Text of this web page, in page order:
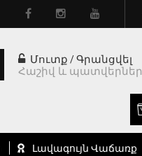
Մուտք /Գրանցվել
Հաշիվ և պատվերներ
Լավագույն Վաճառք